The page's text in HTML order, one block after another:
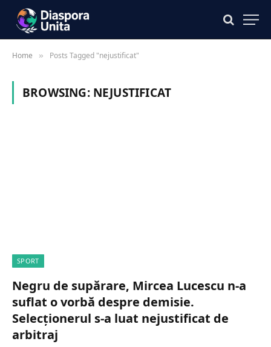
Home » Posts Tagged "nejustificat"
BROWSING: NEJUSTIFICAT
SPORT
Negru de supărare, Mircea Lucescu n-a
suflat o vorbă despre demisie.
Selecționerul s-a luat nejustificat de
arbitraj